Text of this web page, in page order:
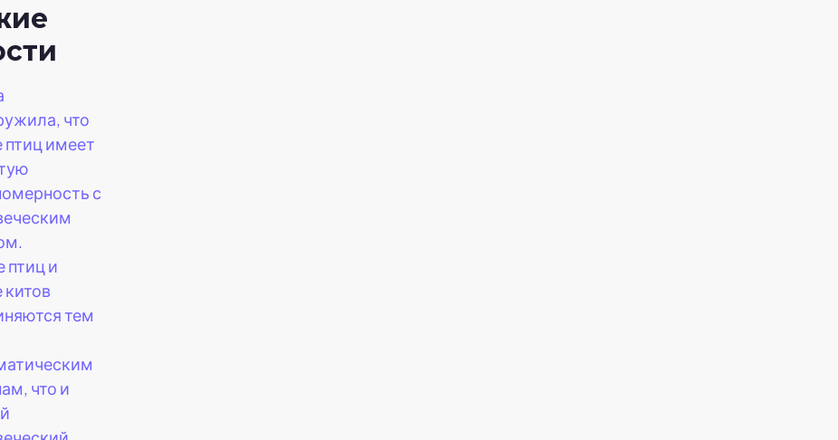
что
птиц имеет
с
птиц и
китов
тем
что и